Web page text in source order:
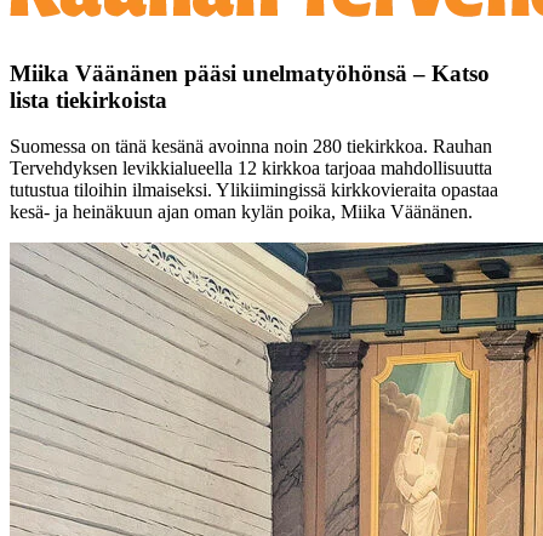
Miika Väänänen pääsi unelmatyöhönsä – Katso
lista tiekirkoista
Suomessa on tänä kesänä avoinna noin 280 tiekirkkoa. Rauhan
Tervehdyksen levikkialueella 12 kirkkoa tarjoaa mahdollisuutta
tutustua tiloihin ilmaiseksi. Ylikiimingissä kirkkovieraita opastaa
kesä- ja heinäkuun ajan oman kylän poika, Miika Väänänen.